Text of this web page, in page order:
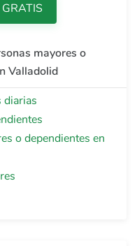
mayores o
Valladolid
diarias
o dependientes en